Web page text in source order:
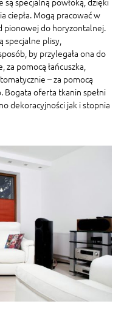
ciepła. Mogą pracować w
pionowej do horyzontalnej.
specjalne plisy,
by przylegała ona do
pomocą łańcuszka,
– za pomocą
Bogata oferta tkanin spełni
dekoracyjności jak i stopnia